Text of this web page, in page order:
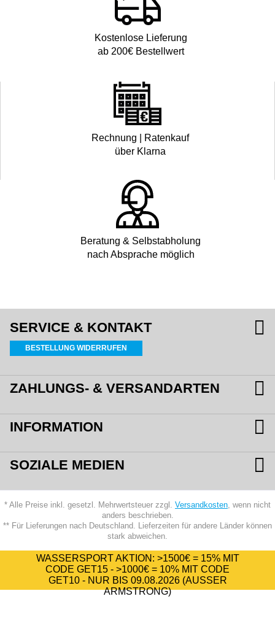
Kostenlose Lieferung
ab 200€ Bestellwert
Rechnung | Ratenkauf
über Klarna
Beratung & Selbstabholung
nach Absprache möglich
SERVICE & KONTAKT
BESTELLUNG WIDERRUFEN
ZAHLUNGS- & VERSANDARTEN
INFORMATION
SOZIALE MEDIEN
* Alle Preise inkl. gesetzl. Mehrwertsteuer zzgl. Versandkosten , wenn nicht
anders beschrieben.
** Für Lieferungen nach Deutschland. Lieferzeiten für andere Länder können
stark abweichen.
WASSERSPORT AKTION: >1500€ = 15%MIT
CODE GET15 - >1000€ = 10% MIT CODE
GET10- NUR BIS 09.08.2026 (AUSSER A
RMSTRONG)